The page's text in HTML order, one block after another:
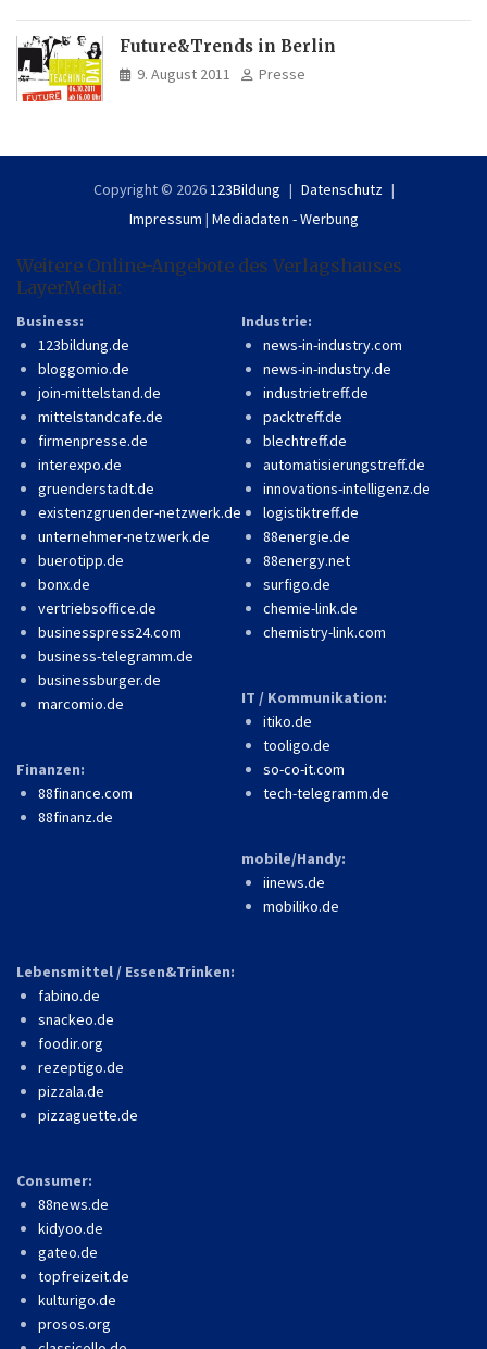
Future&Trends in Berlin
9. August 2011 Presse
Copyright © 2026 123Bildung
Datenschutz
Impressum | Mediadaten - Werbung
Weitere Online-Angebote des Verlagshauses
LayerMedia:
Business:
123bildung.de
bloggomio.de
join-mittelstand.de
mittelstandcafe.de
firmenpresse.de
interexpo.de
gruenderstadt.de
existenzgruender-netzwerk.de
unternehmer-netzwerk.de
buerotipp.de
bonx.de
vertriebsoffice.de
businesspress24.com
business-telegramm.de
businessburger.de
marcomio.de
Finanzen:
88finance.com
88finanz.de
Industrie:
news-in-industry.com
news-in-industry.de
industrietreff.de
packtreff.de
blechtreff.de
automatisierungstreff.de
innovations-intelligenz.de
logistiktreff.de
88energie.de
88energy.net
surfigo.de
chemie-link.de
chemistry-link.com
IT / Kommunikation:
itiko.de
tooligo.de
so-co-it.com
tech-telegramm.de
mobile/Handy:
iinews.de
mobiliko.de
Lebensmittel / Essen&Trinken:
fabino.de
snackeo.de
foodir.org
rezeptigo.de
pizzala.de
pizzaguette.de
Consumer:
88news.de
kidyoo.de
gateo.de
topfreizeit.de
kulturigo.de
prosos.org